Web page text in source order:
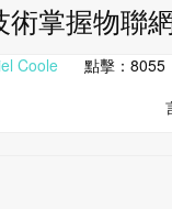
術掌握物聯
Coole 點擊： 8055